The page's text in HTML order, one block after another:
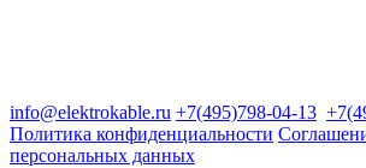
info@elektrokable.ru +7(495)798-04-13
Политика конфиденциальности
персональных данных